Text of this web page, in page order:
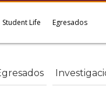
Student Life Egresados